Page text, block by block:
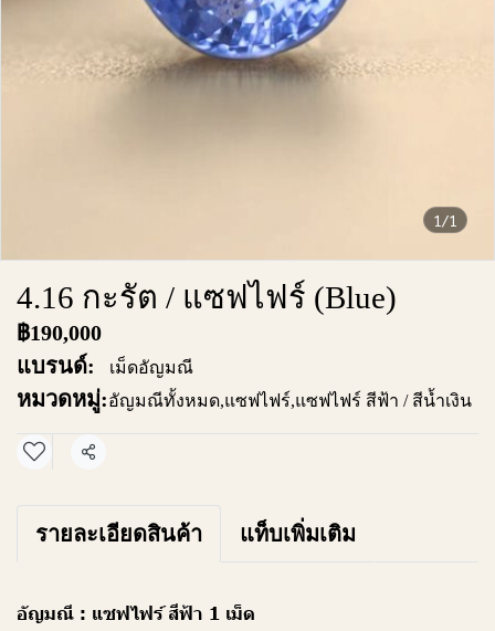
1/1
4.16 กะรัต / แซฟไฟร์ (Blue)
฿190,000
แบรนด์:
เม็ดอัญมณี
หมวดหมู่:อัญมณีทั้งหมด,แซฟไฟร์,แซฟไฟร์ สีฟ้า / สีน้ำเงิน
แชร์
รายละเอียดสินค้า แท็บเพิ่มเติม
อัญมณี : แซฟไฟร์ สีฟ้า 1 เม็ด